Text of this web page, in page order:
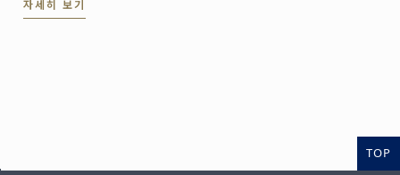
보세요.
자세히 보기
TOP